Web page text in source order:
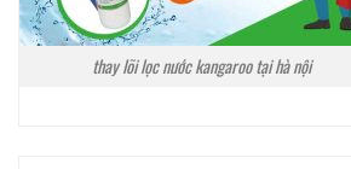
thay lõi lọc nước kangaroo tại hà nội